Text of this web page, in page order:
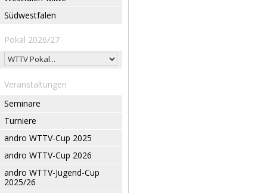
Südwestfalen
Pokal 2026/27
Veranstaltungen
Seminare
Turniere
andro WTTV-Cup 2025
andro WTTV-Cup 2026
andro WTTV-Jugend-Cup
2025/26